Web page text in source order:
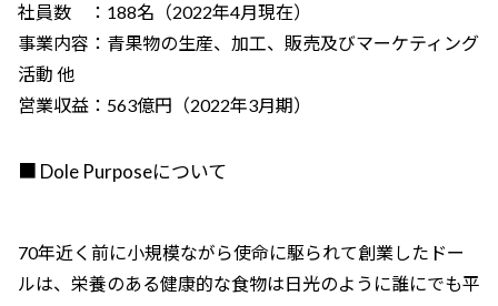
社員数 ：188名（2022年4月現在）
事業内容：青果物の生産、加工、販売及びマーケティング
活動 他
営業収益：563億円（2022年3月期）
■ Dole Purposeについて
70年近く前に小規模ながら使命に駆られて創業したドー
ルは、栄養のある健康的な食物は日光のように誰にでも平